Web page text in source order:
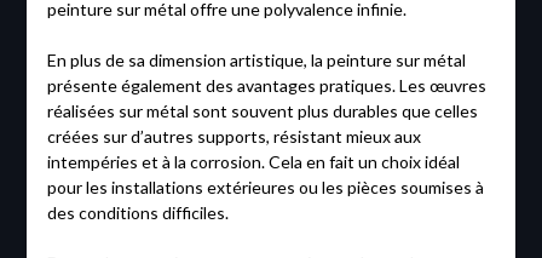
peinture sur métal offre une polyvalence infinie.
En plus de sa dimension artistique, la peinture sur métal
présente également des avantages pratiques. Les œuvres
réalisées sur métal sont souvent plus durables que celles
créées sur d’autres supports, résistant mieux aux
intempéries et à la corrosion. Cela en fait un choix idéal
pour les installations extérieures ou les pièces soumises à
des conditions difficiles.